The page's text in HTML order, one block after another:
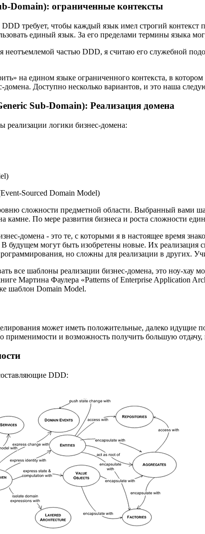
Domain): ограниченные контексты
требует, чтобы каждый язык имел строгий
единый язык. За его пределами термины языка
неотъемлемой частью DDD, я считаю его служебной
на едином языке ограниченного контекста, в
домена. Доступно несколько вариантов, и это наша
Sub-Domain): Реализация домена
реализации логики бизнес-домена:
Sourced Domain Model)
сложности предметной области. Выбранный вами
камне. По мере развития бизнеса и роста сложности
домена - это те, с которыми я в настоящее время
будущем могут быть изобретены новые. Их
но сложны для реализации в других.
все шаблоны реализации бизнес-домена, это ноу-хау
Мартина Фаулера «Patterns of Enterprise Application
шаблон Domain Model.
может иметь положительные, далеко идущие
и возможность получить большую отдачу,
DDD: